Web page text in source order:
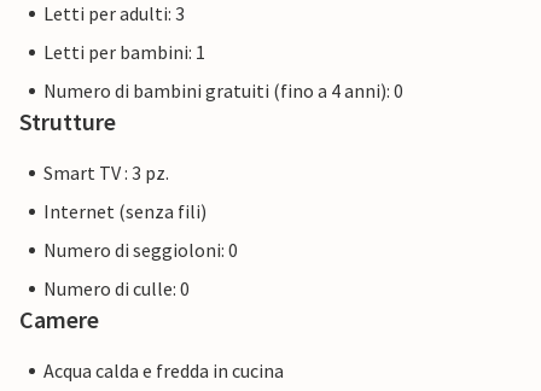
Letti per adulti: 3
Letti per bambini: 1
Numero di bambini gratuiti (fino a 4 anni): 0
Strutture
Smart TV : 3 pz.
Internet (senza fili)
Numero di seggioloni: 0
Numero di culle: 0
Camere
Acqua calda e fredda in cucina